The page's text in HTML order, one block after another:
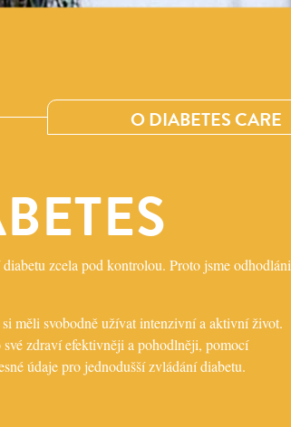
O DIABETES CARE
zcela pod kontrolou. Proto jsme odhodláni
měli svobodně užívat intenzivní a aktivní život.
zdraví efektivněji a pohodlněji, pomocí
údaje pro jednodušší zvládání diabetu.